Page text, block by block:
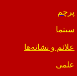
پرچم
سینما
علائم و نشانه‌ها
علمی